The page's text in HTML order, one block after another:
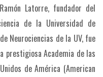
Latorre, fundador del
de la Universidad de
Neurociencias de la UV, fue
prestigiosa Academia de las
de América (American